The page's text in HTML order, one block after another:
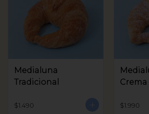
Medialuna
Tradicional
$1.490
Crema
$1.990